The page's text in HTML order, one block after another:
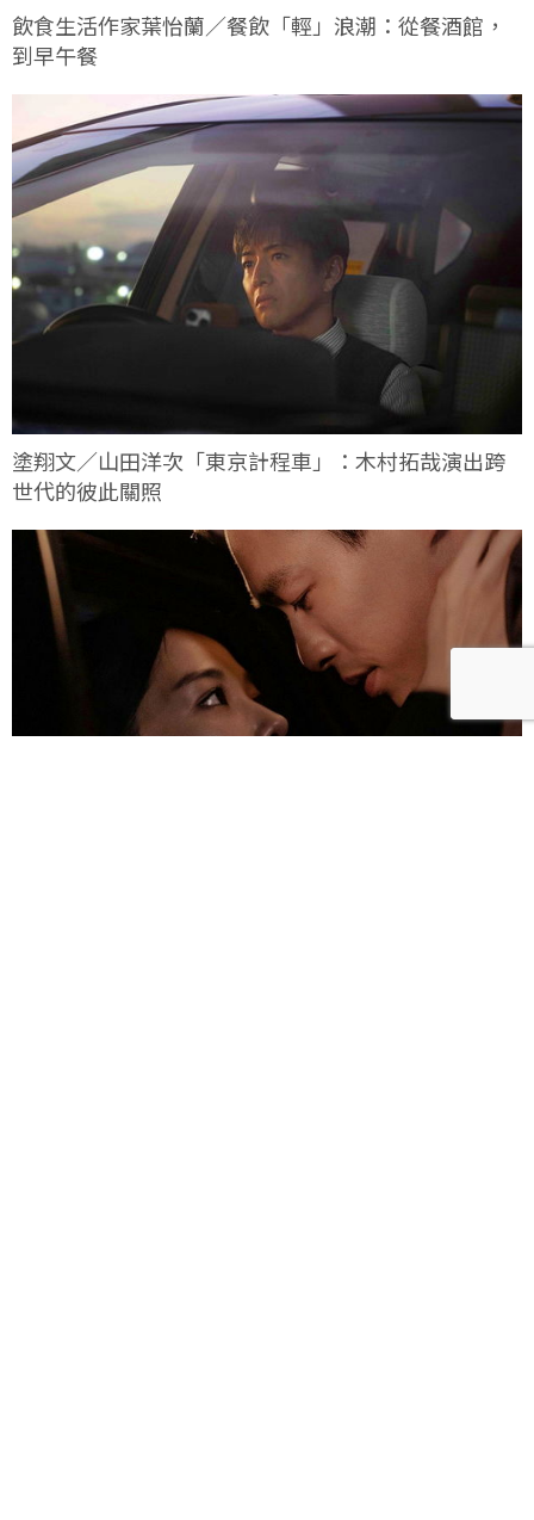
飲食生活作家葉怡蘭／餐飲「輕」浪潮：從餐酒館，
到早午餐
塗翔文／山田洋次「東京計程車」：木村拓哉演出跨
世代的彼此關照